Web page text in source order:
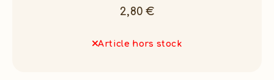
2,80 €
Article hors stock